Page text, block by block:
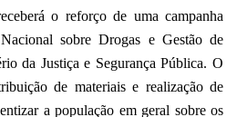
o reforço de uma campanha
sobre Drogas e Gestão de
da Justiça e Segurança Pública. O
de materiais e realização de
a população em geral sobre os